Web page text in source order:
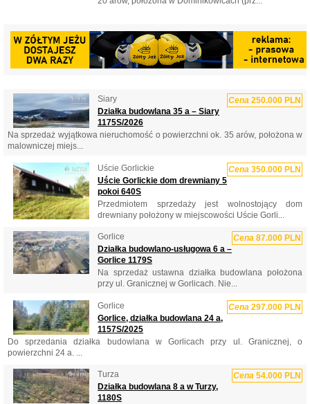
Siary Cena 250.000 PLN
Działka budowlana 35 a – Siary
1175S/2026
Na sprzedaż wyjątkowa nieruchomość o powierzchni ok. 35 arów, położona w
malowniczej miejs...
Uście Gorlickie Cena 350.000 PLN
Uście Gorlickie dom drewniany 5
pokoi 640S
Przedmiotem sprzedaży jest wolnostojący dom
drewniany położony w miejscowości Uście Gorli...
Gorlice Cena 87.000 PLN
Działka budowlano-usługowa 6 a –
Gorlice 1179S
Na sprzedaż ustawna działka budowlana położona
przy ul. Granicznej w Gorlicach. Nie...
Gorlice Cena 297.000 PLN
Gorlice, działka budowlana 24 a,
1157S/2025
Do sprzedania działka budowlana w Gorlicach przy ul. Granicznej, o
powierzchni 24 a. ...
Turza Cena 54.000 PLN
Działka budowlana 8 a w Turzy,
1180S